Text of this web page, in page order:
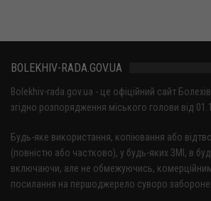
BOLEKHIV-RADA.GOV.UA
Bolekhiv-rada.gov.ua - це офіційний сайт
згідно розпорядження міського голови від
Будь-яке використання, копіювання або
(повністю або частково), у будь-яких ЗМІ, в
включаючи, але не обмежуючись,
посилання на першоджерело суворо